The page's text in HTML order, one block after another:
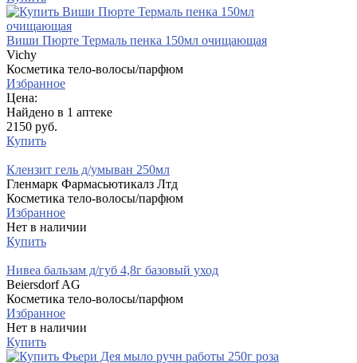
Виши Пюрте Термаль пенка 150мл очищающая
Vichy
Косметика тело-волосы/парфюм
Избранное
Цена:
Найдено в 1 аптеке
2150 руб.
Купить
Клензит гель д/умыван 250мл
Гленмарк Фармасьютикалз Лтд
Косметика тело-волосы/парфюм
Избранное
Нет в наличии
Купить
Нивеа бальзам д/губ 4,8г базовый уход
Beiersdorf AG
Косметика тело-волосы/парфюм
Избранное
Нет в наличии
Купить